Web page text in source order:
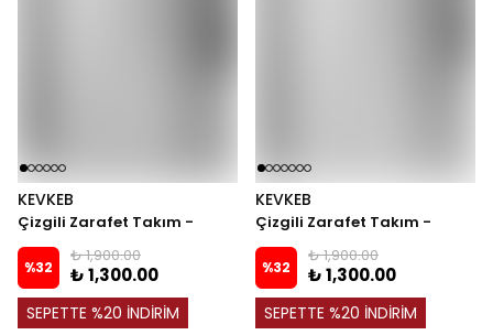
KEVKEB
Çizgili Zarafet Takım -
Lacivert
%32
₺ 1,900.00
₺ 1,300.00
SEPETTE %20 İNDİRİM
KEVKEB
Çizgili Zarafet Takım -
Bordo
%32
₺ 1,900.00
₺ 1,300.00
SEPETTE %20 İNDİRİM